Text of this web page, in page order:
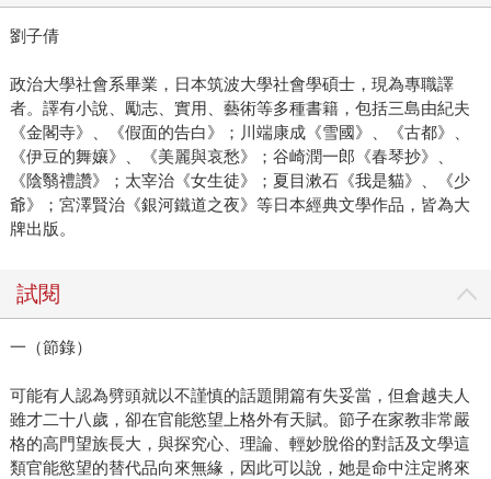
劉子倩
政治大學社會系畢業，日本筑波大學社會學碩士，現為專職譯
者。譯有小說、勵志、實用、藝術等多種書籍，包括三島由紀夫
《金閣寺》、《假面的告白》；川端康成《雪國》、《古都》、
《伊豆的舞孃》、《美麗與哀愁》；谷崎潤一郎《春琴抄》、
《陰翳禮讚》；太宰治《女生徒》；夏目漱石《我是貓》、《少
爺》；宮澤賢治《銀河鐵道之夜》等日本經典文學作品，皆為大
牌出版。
試閱
一（節錄）
可能有人認為劈頭就以不謹慎的話題開篇有失妥當，但倉越夫人
雖才二十八歲，卻在官能慾望上格外有天賦。節子在家教非常嚴
格的高門望族長大，與探究心、理論、輕妙脫俗的對話及文學這
類官能慾望的替代品向來無緣，因此可以說，她是命中注定將來